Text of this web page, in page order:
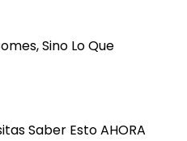
Sino Lo Que
Saber Esto AHORA